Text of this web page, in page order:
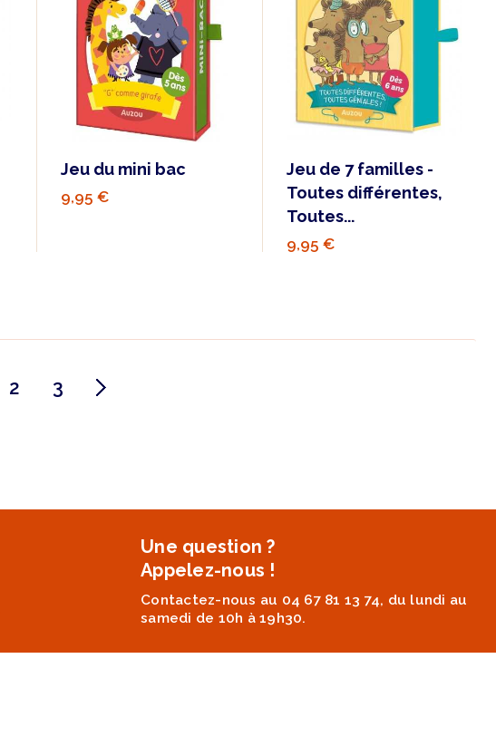
Jeu du mini bac
9,95 €
Jeu de 7 familles -
Toutes différentes,
Toutes...
9,95 €
2 3
Une question ?
Appelez-nous !
Contactez-nous au 04 67 81 13 74, du lundi au
samedi de 10h à 19h30.